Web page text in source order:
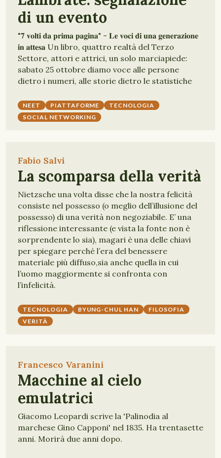
di un evento
"𝟕 𝐯𝐨𝐥𝐭𝐢 𝐝𝐚 𝐩𝐫𝐢𝐦𝐚 𝐩𝐚𝐠𝐢𝐧𝐚" - 𝐋𝐞 𝐯𝐨𝐜𝐢 𝐝𝐢 𝐮𝐧𝐚 𝐠𝐞𝐧𝐞𝐫𝐚𝐳𝐢𝐨𝐧𝐞
𝐢𝐧 𝐚𝐭𝐭𝐞𝐬𝐚 Un libro, quattro realtà del Terzo
Settore, attori e attrici, un solo marciapiede:
sabato 25 ottobre diamo voce alle persone
dietro i numeri, alle storie dietro le statistiche
NEET PIATTAFORME
TECNOLOGIA
SOCIAL NETWORKING
Fabio Salvi
La scomparsa della verità
Nietzsche una volta disse che la nostra felicità
consiste nel possesso (o meglio dell’illusione del
possesso) di una verità non negoziabile. E’ una
riflessione interessante (e vista la fonte non è
sorprendente lo sia), magari è una delle chiavi
per spiegare perché l’era del benessere
materiale più diffuso,sia anche quella in cui
l’uomo maggiormente si confronta con
l’infelicità.
TECNOLOGIA BYUNG-CHUL HAN
FILOSOFIA
VERITÀ
Francesco Varanini
Macchine al cielo
emulatrici
Giacomo Leopardi scrive la 'Palinodia al
marchese Gino Capponi' nel 1835. Ha trentasette
anni. Morirà due anni dopo.